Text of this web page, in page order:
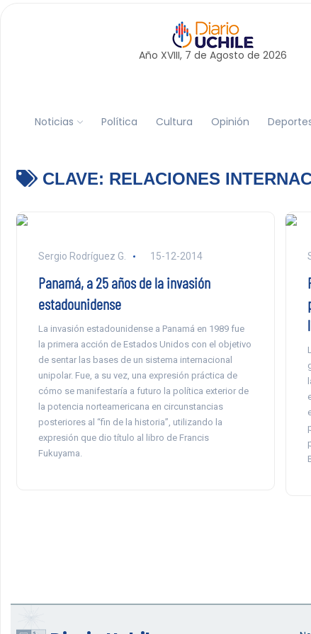
Año XVIII, 7 de Agosto de 2026
Noticias Política Cultura Opinión
CLAVE: RELACIONES
Sergio Rodríguez G. 15-12-2014
Panamá, a 25 años de la invasión
estadounidense
La invasión estadounidense a Panamá en 1989 fue
la primera acción de Estados Unidos con el objetivo
de sentar las bases de un sistema internacional
unipolar. Fue, a su vez, una expresión práctica de
cómo se manifestaría a futuro la política exterior de
la potencia norteamericana en circunstancias
posteriores al “fin de la historia”, utilizando la
expresión que dio título al libro de Francis
Fukuyama.